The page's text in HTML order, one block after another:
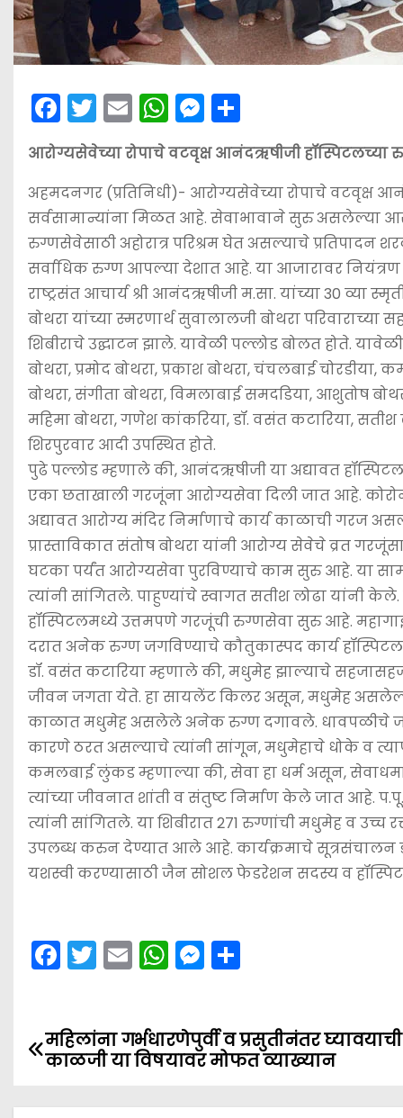
F
a
c
e
b
o
o
k
T
w
itt
er
E
m
ai
l
W
h
a
ts
A
p
p
M
e
s
s
e
n
g
er
h
ar
e
आरोग्यसेवेच्या रोपाचे वटवृक्ष आनंदऋषीजी हॉस्पिटलच्या
अहमदनगर (प्रतिनिधी)- आरोग्यसेवेच्या रोपाचे वटवृक्ष
सर्वसामान्यांना मिळत आहे. सेवाभावाने सुरु असलेल्या
रुग्णसेवेसाठी अहोरात्र परिश्रम घेत असल्याचे प्रतिपादन
सर्वाधिक रुग्ण आपल्या देशात आहे. या आजारावर नियंत्रण
राष्ट्रसंत आचार्य श्री आनंदऋषीजी म.सा. यांच्या 30 व्या
बोथरा यांच्या स्मरणार्थ सुवालालजी बोथरा
शिबीराचे उद्घाटन झाले. यावेळी पल्लोड बोलत होते.
बोथरा, प्रमोद बोथरा, प्रकाश बोथरा, चंचलबाई
बोथरा, संगीता बोथरा, विमलाबाई समदडिया, आशुतोष
महिमा बोथरा, गणेश कांकरिया, डॉ. वसंत कटारिया, सतीश
शिरपुरवार आदी उपस्थित होते.
पुढे पल्लोड म्हणाले की, आनंदऋषीजी या अद्यावत
एका छताखाली गरजूंना आरोग्यसेवा दिली जात आहे.
अद्यावत आरोग्य मंदिर निर्माणाचे कार्य काळाची गरज
प्रास्ताविकात संतोष बोथरा यांनी आरोग्य सेवेचे व्रत
घटका पर्यंत आरोग्यसेवा पुरविण्याचे काम सुरु आहे. या
त्यांनी सांगितले. पाहुण्यांचे स्वागत सतीश लोढा यांनी
हॉस्पिटलमध्ये उत्तमपणे गरजूंची रुग्णसेवा सुरु आहे.
दरात अनेक रुग्ण जगविण्याचे कौतुकास्पद कार्य
डॉ. वसंत कटारिया म्हणाले की, मधुमेह झाल्याचे
जीवन जगता येते. हा सायलेंट किलर असून, मधुमेह
काळात मधुमेह असलेले अनेक रुग्ण दगावले. धावपळीचे
कारणे ठरत असल्याचे त्यांनी सांगून, मधुमेहाचे धोके व
कमलबाई लुंकड म्हणाल्या की, सेवा हा धर्म असून,
त्यांच्या जीवनात शांती व संतुष्ट निर्माण केले जात आहे.
त्यांनी सांगितले. या शिबीरात 271 रुग्णांची मधुमेह व उच्च
उपलब्ध करुन देण्यात आले आहे. कार्यक्रमाचे सूत्रसंचालन
यशस्वी करण्यासाठी जैन सोशल फेडरेशन सदस्य व
F
a
e
b
o
T
w
er
E
m
l
W
h
ts
A
p
M
e
s
e
n
e
Pमहिलांना गर्भधारणेपुर्वी व प्रसुतीनंतर घ्यावयाची
काळजी या विषयावर मोफत व्याख्यान